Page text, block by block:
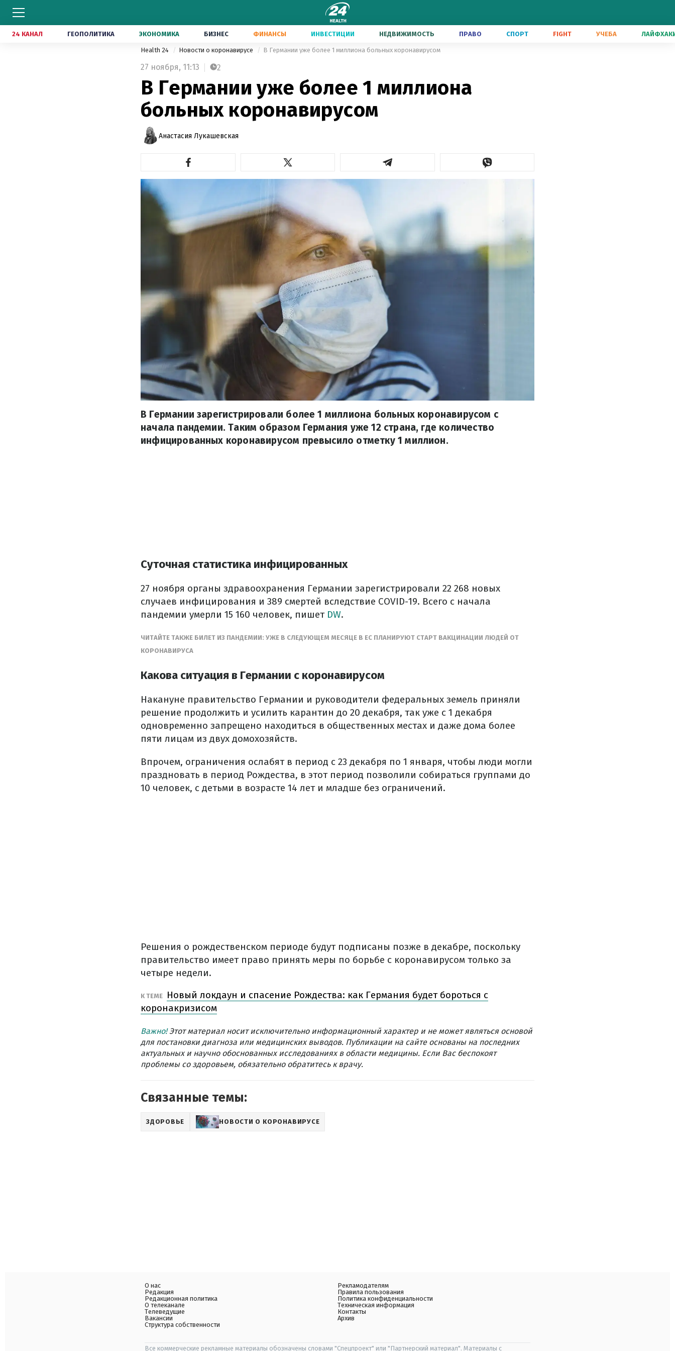
24 КАНАЛ ГЕОПОЛИТИКА ЭКОНОМИКА БИЗНЕС ФИНАНСЫ ИНВЕСТИЦИИ НЕДВИЖИМОСТЬ ПРАВО СПОРТ FIGHT УЧЕБА
Health 24 Новости о коронавирусе В Германии уже более 1 миллиона больных коронавирусом
27 ноября, 11:13 2
В Германии уже более 1 миллиона
больных коронавирусом
Анастасия Лукашевская
В Германии зарегистрировали более 1 миллиона больных коронавирусом с
начала пандемии. Таким образом Германия уже 12 страна, где количество
инфицированных коронавирусом превысило отметку 1 миллион.
Суточная статистика инфицированных
27 ноября органы здравоохранения Германии зарегистрировали 22 268 новых
случаев инфицирования и 389 смертей вследствие COVID-19. Всего с начала
пандемии умерли 15 160 человек, пишетDW.
ЧИТАЙТЕ ТАКЖЕ БИЛЕТ ИЗ ПАНДЕМИИ: УЖЕ В СЛЕДУЮЩЕМ МЕСЯЦЕ В ЕС ПЛАНИРУЮТ СТАРТ ВАКЦИНАЦИИ ЛЮДЕЙ ОТ
КОРОНАВИРУСА
Какова ситуация в Германии с коронавирусом
Накануне правительство Германии и руководители федеральных земель приняли
решение продолжить и усилить карантин до 20 декабря, так уже с 1 декабря
одновременно запрещено находиться в общественных местах и ​​даже дома более
пяти лицам из двух домохозяйств.
Впрочем, ограничения ослабят в период с 23 декабря по 1 января, чтобы люди могли
праздновать в период Рождества, в этот период позволили собираться группами до
10 человек, с детьми в возрасте 14 лет и младше без ограничений.
Решения о рождественском периоде будут подписаны позже в декабре, поскольку
правительство имеет право принять меры по борьбе с коронавирусом только за
четыре недели.
К ТЕМЕ
Новый локдаун и спасение Рождества: как Германия будет бороться с
коронакризисом
Важно!Этот материал носит исключительно информационный характер и не может являться основой
для постановки диагноза или медицинских выводов. Публикации на сайте основаны на последних
актуальных и научно обоснованных исследованиях в области медицины. Если Вас беспокоят
проблемы со здоровьем, обязательно обратитесь к врачу.
Связанные темы:
ЗДОРОВЬЕ НОВОСТИ О КОРОНАВИРУСЕ
О нас
Редакция
Редакционная политика
О телеканале
Телеведущие
Вакансии
Структура собственности
Рекламодателям
Правила пользования
Политика конфиденциальности
Техническая информация
Контакты
Архив
Все коммерческие рекламные материалы обозначены словами "Спецпроект" или "Партнерский материал". Материалы с